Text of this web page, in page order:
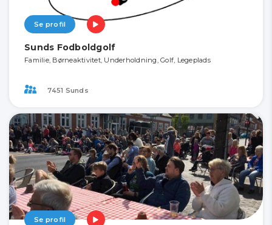
Se profil
Sunds Fodboldgolf
Familie, Børneaktivitet, Underholdning, Golf, Legeplads
7451 Sunds
Se profil